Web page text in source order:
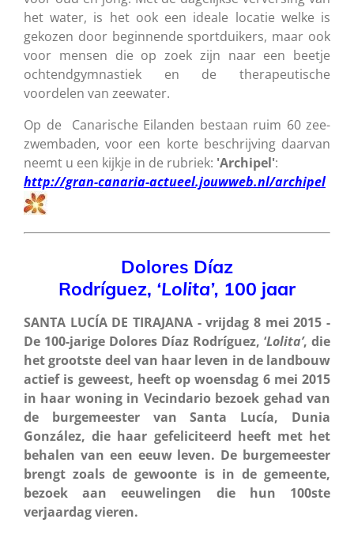
het water, is het ook een ideale locatie welke is
gekozen door beginnende sportduikers, maar ook
voor mensen die op zoek zijn naar een beetje
ochtendgymnastiek en de therapeutische
voordelen van zeewater.
Op de Canarische Eilanden bestaan ruim 60 zee-
zwembaden, voor een korte beschrijving daarvan
neemt u een kijkje in de rubriek: 'Archipel':
http://gran-canaria-actueel.jouwweb.nl/archipel
Dolores Díaz
Rodríguez, ‘Lolita’, 100 jaar
SANTA LUCÍA DE TIRAJANA - vrijdag 8 mei 2015 -
De 100-jarige Dolores Díaz Rodríguez, ‘Lolita’, die
het grootste deel van haar leven in de landbouw
actief is geweest, heeft op woensdag 6 mei 2015
in haar woning in Vecindario bezoek gehad van
de burgemeester van Santa Lucía, Dunia
González, die haar gefeliciteerd heeft met het
behalen van een eeuw leven. De burgemeester
brengt zoals de gewoonte is in de gemeente,
bezoek aan eeuwelingen die hun 100ste
verjaardag vieren.